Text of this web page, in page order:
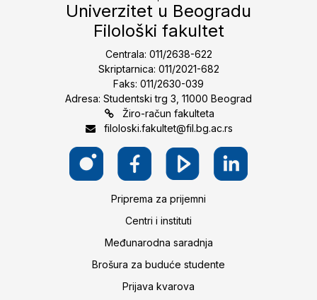
Univerzitet u Beogradu
Filološki fakultet
Centrala: 011/2638-622
Skriptarnica: 011/2021-682
Faks: 011/2630-039
Adresa: Studentski trg 3, 11000 Beograd
Žiro-račun fakulteta
filoloski.fakultet@fil.bg.ac.rs
Priprema za prijemni
Centri i instituti
Međunarodna saradnja
Brošura za buduće studente
Prijava kvarova